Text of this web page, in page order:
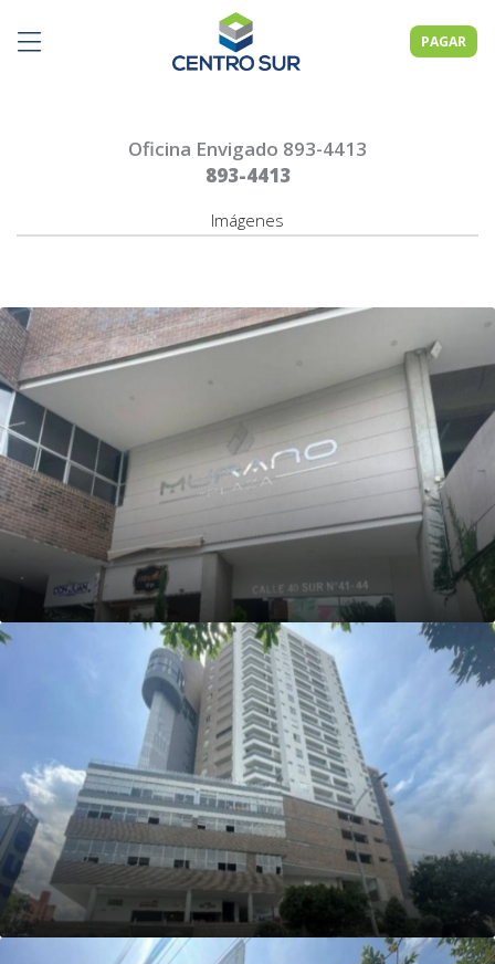
PAGAR
Oficina Envigado 893-4413
893-4413
Imágenes